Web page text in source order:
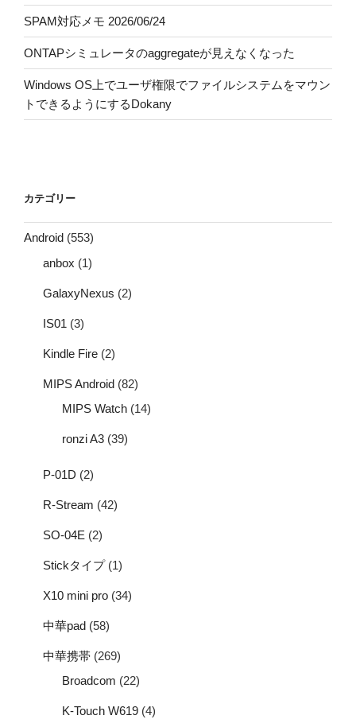
SPAM対応メモ 2026/06/24
ONTAPシミュレータのaggregateが見えなくなった
Windows OS上でユーザ権限でファイルシステムをマウン
トできるようにするDokany
カテゴリー
Android (553)
anbox (1)
GalaxyNexus (2)
IS01 (3)
Kindle Fire (2)
MIPS Android (82)
MIPS Watch (14)
ronzi A3 (39)
P-01D (2)
R-Stream (42)
SO-04E (2)
Stickタイプ(1)
X10 mini pro (34)
中華pad (58)
中華携帯 (269)
Broadcom (22)
K-Touch W619 (4)